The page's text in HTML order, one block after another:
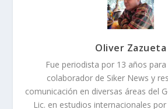
Oliver Zazueta
Fue periodista por 13 años
colaborador de Siker News y
comunicación en diversas áreas del
Lic. en estudios internacionales por